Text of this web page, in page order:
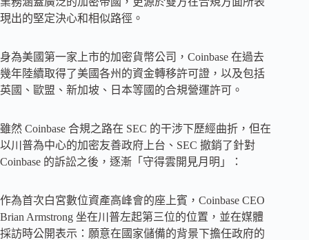
現出的堅定決心和相似路徑。
身為美國第一家上市的加密貨幣公司，Coinbase 在過去
幾年陸續取得了美國各州的資金轉移許可證，以及包括
英國、歐盟、新加坡、日本等國的合規營運許可。
雖然 Coinbase 合規之路在 SEC 的干涉下歷經曲折，但在
以川普為中心的加密友善政府上台、SEC 撤銷了針對
Coinbase 的訴訟之後，逐漸「守得雲開見月明」：
作為首次白宮數位資產高峰會的座上賓，Coinbase CEO
Brian Armstrong 坐在川普左起第三位的位置，並在媒體
採訪時公開表示：願意在國家儲備的背景下擔任政府的